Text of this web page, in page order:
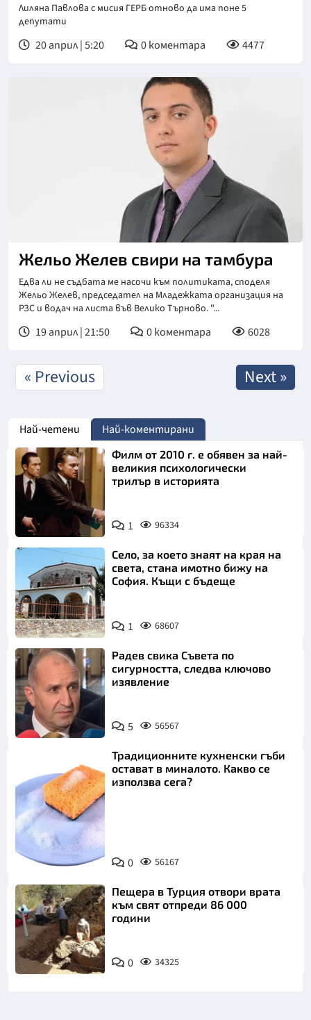
Лиляна Павлова с мисия ГЕРБ отново да има поне 5
депутати
20 април | 5:20 0коментара 4477
Жельо Желев свири на тамбура
Едва ли не съдбата ме насочи към политиката, споделя
Жельо Желев, председател на Младежката организация на
РЗС и водач на листа във Велико Търново. "...
19 април | 21:50 0коментара 6028
« Previous Next »
Най-четени Най-коментирани
Филм от 2010 г. е обявен за най-
великия психологически
трилър в историята
1 96334
Село, за което знаят на края на
света, стана имотно бижу на
София. Къщи с бъдеще
1 68607
Радев свика Съвета по
сигурността, следва ключово
изявление
5 56567
Снимка:
Пиксабей
Традиционните кухненски гъби
остават в миналото. Какво се
използва сега?
0 56167
Пещера в Турция отвори врата
към свят отпреди 86 000
години
0 34325